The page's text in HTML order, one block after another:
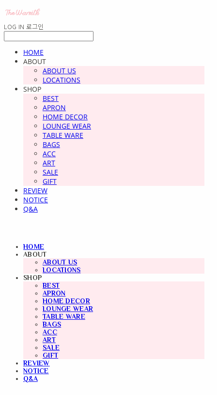
LOG IN 로그인
HOME
ABOUT
ABOUT US
LOCATIONS
SHOP
BEST
APRON
HOME DECOR
LOUNGE WEAR
TABLE WARE
BAGS
ACC
ART
SALE
GIFT
REVIEW
NOTICE
Q&A
HOME
ABOUT
ABOUT US
LOCATIONS
SHOP
BEST
APRON
HOME DECOR
LOUNGE WEAR
TABLE WARE
BAGS
ACC
ART
SALE
GIFT
REVIEW
NOTICE
Q&A